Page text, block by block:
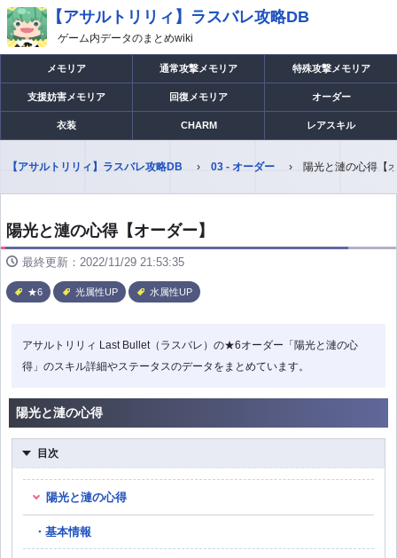
【アサルトリリィ】ラスバレ攻略DB
ゲーム内データのまとめwiki
メモリア 通常攻撃メモリア 特殊攻撃メモリア
支援妨害メモリア 回復メモリア オーダー
衣装 CHARM レアスキル
【アサルトリリィ】ラスバレ攻略DB 03 - オーダー 陽光と漣の心得【
陽光と漣の心得【オーダー】
最終更新：2022/11/29 21:53:35
★6 光属性UP 水属性UP
アサルトリリィ Last Bullet（ラスバレ）の★6オーダー「陽光と漣の心
得」のスキル詳細やステータスのデータをまとめています。
陽光と漣の心得
目次
陽光と漣の心得
基本情報